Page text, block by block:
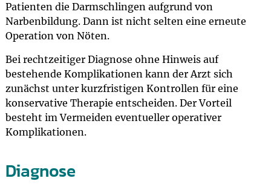
Patienten die Darmschlingen aufgrund von
Narbenbildung. Dann ist nicht selten eine erneute
Operation von Nöten.
Bei rechtzeitiger Diagnose ohne Hinweis auf
bestehende Komplikationen kann der Arzt sich
zunächst unter kurzfristigen Kontrollen für eine
konservative Therapie entscheiden. Der Vorteil
besteht im Vermeiden eventueller operativer
Komplikationen.
Diagnose